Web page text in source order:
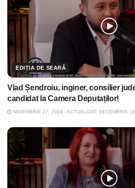
EDIȚIA DE SEARĂ
Vlad Șendroiu, inginer, consilier
candidat la Camera Deputaților!
NOIEMBRIE 27, 2024 - ACTUALIZAT: DECEMBRIE